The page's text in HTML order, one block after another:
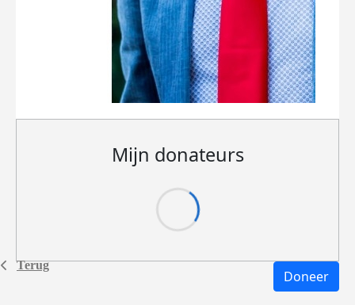
Terug
Mijn donateurs
Doneer